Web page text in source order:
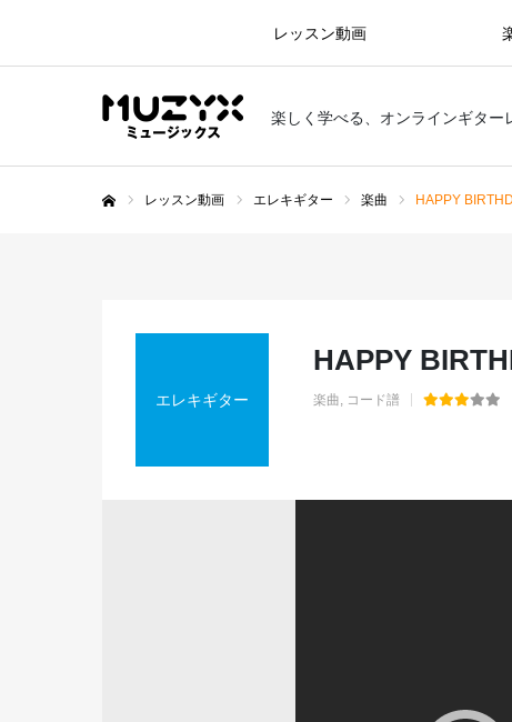
楽しく学べる、オンラインギター
レッスン動画
レッスン動画 エレキギター 楽曲 HAPPY
エレキギター
HAPPY
楽曲 コード譜